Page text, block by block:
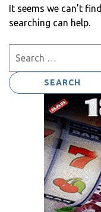
It seems we can’t
searching can help.